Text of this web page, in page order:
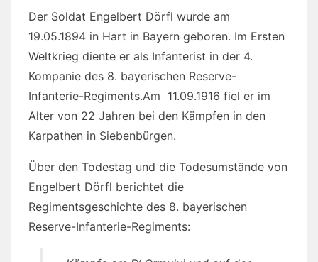
Der Soldat Engelbert Dörfl wurde am
19.05.1894 in Hart in Bayern geboren. Im Ersten
Weltkrieg diente er als Infanterist in der 4.
Kompanie des 8. bayerischen Reserve-
Infanterie-Regiments.Am 11.09.1916 fiel er im
Alter von 22 Jahren bei den Kämpfen in den
Karpathen in Siebenbürgen.
Über den Todestag und die Todesumstände von
Engelbert Dörfl berichtet die
Regimentsgeschichte des 8. bayerischen
Reserve-Infanterie-Regiments: